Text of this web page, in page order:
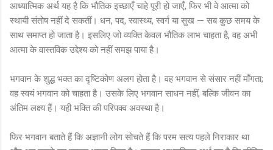
आध्यात्मिक अर्थ यह है कि भौतिक इच्छाएँ चाहे पूरी हो जाएँ, फिर भी वे आत्मा को
स्थायी संतोष नहीं दे सकतीं। धन, पद, स्वास्थ्य, स्वर्ग या सुख — सब कुछ समय के
साथ समाप्त हो जाता है। इसलिए जो व्यक्ति केवल भौतिक लाभ चाहता है, वह अभी
आत्मा के वास्तविक उद्देश्य को नहीं समझ पाया है।
भगवान के शुद्ध भक्त का दृष्टिकोण अलग होता है। वह भगवान से संसार नहीं माँगता;
वह स्वयं भगवान को चाहता है। उसके लिए भगवान साधन नहीं, बल्कि जीवन का
अंतिम लक्ष्य हैं। यही भक्ति की परिपक्व अवस्था है।
फिर भगवान बताते हैं कि अज्ञानी लोग सोचते हैं कि परम सत्य पहले निराकार था